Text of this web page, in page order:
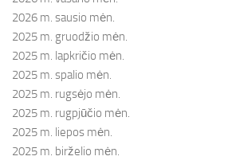
2026 m. sausio mėn.
2025 m. gruodžio mėn.
2025 m. lapkričio mėn.
2025 m. spalio mėn.
2025 m. rugsėjo mėn.
2025 m. rugpjūčio mėn.
2025 m. liepos mėn.
2025 m. birželio mėn.